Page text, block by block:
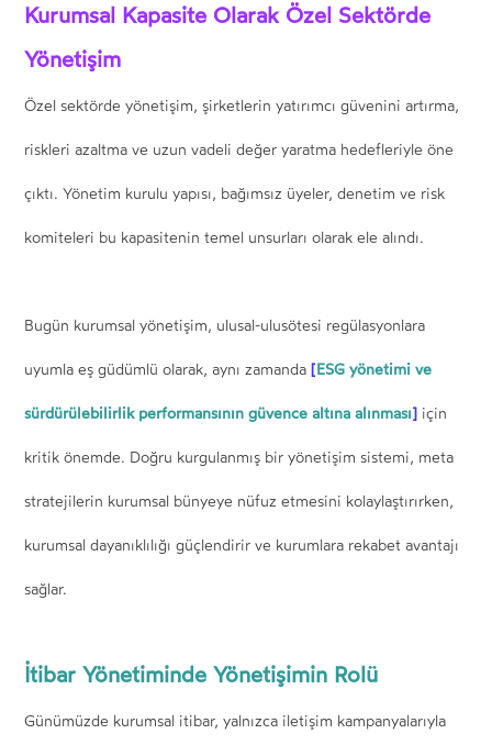
Kurumsal Kapasite Olarak Özel Sektörde
Yönetişim
Özel sektörde yönetişim, şirketlerin yatırımcı güvenini artırma,
riskleri azaltma ve uzun vadeli değer yaratma hedefleriyle öne
çıktı. Yönetim kurulu yapısı, bağımsız üyeler, denetim ve risk
komiteleri bu kapasitenin temel unsurları olarak ele alındı.
Bugün kurumsal yönetişim, ulusal-ulusötesi regülasyonlara
uyumla eş güdümlü olarak, aynı zamanda [ESG yönetimi ve
sürdürülebilirlik performansının güvence altına alınması] için
kritik önemde. Doğru kurgulanmış bir yönetişim sistemi, meta
stratejilerin kurumsal bünyeye nüfuz etmesini kolaylaştırırken,
kurumsal dayanıklılığı güçlendirir ve kurumlara rekabet avantajı
sağlar.
İtibar Yönetiminde Yönetişimin Rolü
Günümüzde kurumsal itibar, yalnızca iletişim kampanyalarıyla